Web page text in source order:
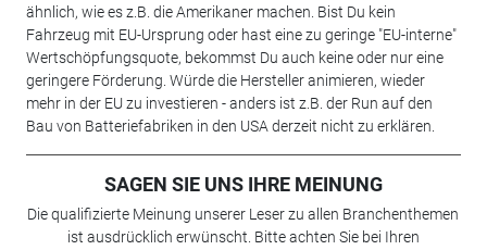
ähnlich, wie es z.B. die Amerikaner machen. Bist Du kein
Fahrzeug mit EU-Ursprung oder hast eine zu geringe "EU-interne"
Wertschöpfungsquote, bekommst Du auch keine oder nur eine
geringere Förderung. Würde die Hersteller animieren, wieder
mehr in der EU zu investieren - anders ist z.B. der Run auf den
Bau von Batteriefabriken in den USA derzeit nicht zu erklären.
SAGEN SIE UNS IHRE MEINUNG
Die qualifizierte Meinung unserer Leser zu allen Branchenthemen
ist ausdrücklich erwünscht. Bitte achten Sie bei Ihren